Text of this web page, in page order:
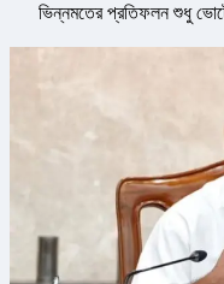
ভিন্নমতের প্রতিফলন শুধু